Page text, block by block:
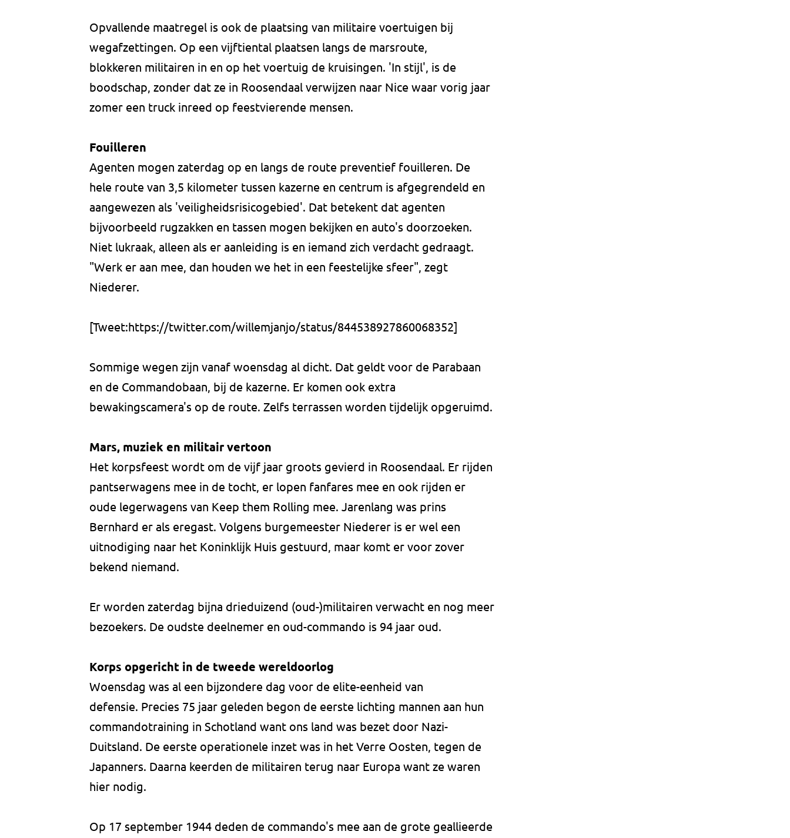
Opvallende maatregel is ook de plaatsing van militaire voertuigen bij
wegafzettingen. Op een vijftiental plaatsen langs de marsroute,
blokkeren militairen in en op het voertuig de kruisingen. 'In stijl', is de
boodschap, zonder dat ze in Roosendaal verwijzen naar Nice waar vorig jaar
zomer een truck inreed op feestvierende mensen.
Fouilleren
Agenten mogen zaterdag op en langs de route preventief fouilleren. De
hele route van 3,5 kilometer tussen kazerne en centrum is afgegrendeld en
aangewezen als 'veiligheidsrisicogebied'. Dat betekent dat agenten
bijvoorbeeld rugzakken en tassen mogen bekijken en auto's doorzoeken.
Niet lukraak, alleen als er aanleiding is en iemand zich verdacht gedraagt.
"Werk er aan mee, dan houden we het in een feestelijke sfeer", zegt
Niederer.
[Tweet:https://twitter.com/willemjanjo/status/844538927860068352]
Sommige wegen zijn vanaf woensdag al dicht. Dat geldt voor de Parabaan
en de Commandobaan, bij de kazerne. Er komen ook extra
bewakingscamera's op de route. Zelfs terrassen worden tijdelijk opgeruimd.
Mars, muziek en militair vertoon
Het korpsfeest wordt om de vijf jaar groots gevierd in Roosendaal. Er rijden
pantserwagens mee in de tocht, er lopen fanfares mee en ook rijden er
oude legerwagens van Keep them Rolling mee. Jarenlang was prins
Bernhard er als eregast. Volgens burgemeester Niederer is er wel een
uitnodiging naar het Koninklijk Huis gestuurd, maar komt er voor zover
bekend niemand.
Er worden zaterdag bijna drieduizend (oud-)militairen verwacht en nog meer
bezoekers. De oudste deelnemer en oud-commando is 94 jaar oud.
Korps opgericht in de tweede wereldoorlog
Woensdag was al een bijzondere dag voor de elite-eenheid van
defensie. Precies 75 jaar geleden begon de eerste lichting mannen aan hun
commandotraining in Schotland want ons land was bezet door Nazi-
Duitsland. De eerste operationele inzet was in het Verre Oosten, tegen de
Japanners. Daarna keerden de militairen terug naar Europa want ze waren
hier nodig.
Op 17 september 1944 deden de commando's mee aan de grote geallieerde